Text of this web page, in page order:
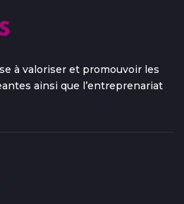
à valoriser et promouvoir les
ainsi que l’entreprenariat